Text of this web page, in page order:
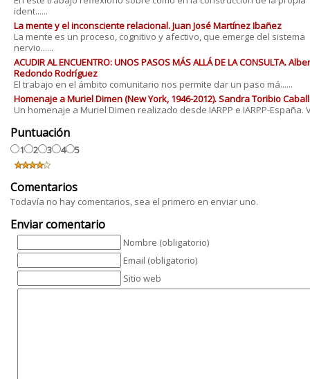
ident......
La mente y el inconsciente relacional. Juan José Martínez Ibañez
La mente es un proceso, cognitivo y afectivo, que emerge del sistema
nervio......
ACUDIR AL ENCUENTRO: UNOS PASOS MÁS ALLÁ DE LA CONSULTA.
Redondo Rodríguez
El trabajo en el ámbito comunitario nos permite dar un paso má......
Homenaje a Muriel Dimen (New York, 1946-2012). Sandra Toribio
Un homenaje a Muriel Dimen realizado desde IARPP e IARPP-España.
Puntuación
1 2 3 4 5
Comentarios
Todavía no hay comentarios, sea el primero en enviar uno.
Enviar comentario
Nombre (obligatorio)
Email (obligatorio)
Sitio web